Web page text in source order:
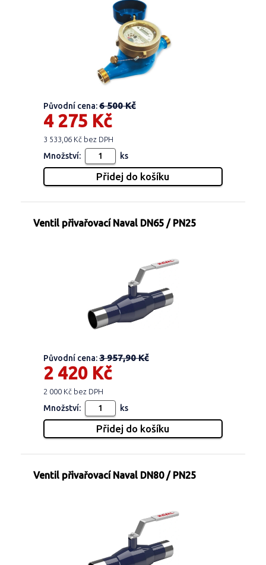
Původní cena:6 500 Kč
4 275 Kč
3 533,06 Kč bez DPH
Množství: ks
Ventil přivařovací Naval DN65 / PN25
Původní cena:3 957,90 Kč
2 420 Kč
2 000 Kč bez DPH
Množství: ks
Ventil přivařovací Naval DN80 / PN25